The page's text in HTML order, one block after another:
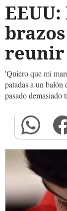
'Quiero que mi
patadas a un balón
pasado demasiado